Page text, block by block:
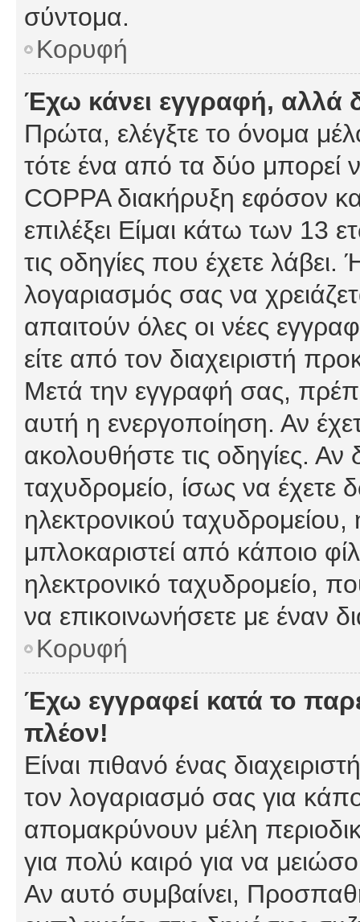
σύντομα.
Κορυφή
Έχω κάνει εγγραφή,
Πρώτα, ελέγξτε το όνομα
τότε ένα από τα δύο μπορεί
COPPA διακήρυξη εφόσον
επιλέξει Είμαι κάτω των 13
τις οδηγίες που έχετε λάβει.
λογαριασμός σας να
απαιτούν όλες οι νέες
είτε από τον διαχειριστή
Μετά την εγγραφή σας,
αυτή η ενεργοποίηση. Αν
ακολουθήστε τις οδηγίες. Αν
ταχυδρομείο, ίσως να έχετε
ηλεκτρονικού ταχυδρομείου,
μπλοκαριστεί από κάποιο
ηλεκτρονικό ταχυδρομείο,
να επικοινωνήσετε με έναν
Κορυφή
Έχω εγγραφεί κατά το
πλέον!
Είναι πιθανό ένας
τον λογαριασμό σας για
απομακρύνουν μέλη
για πολύ καιρό για να
Αν αυτό συμβαίνει,